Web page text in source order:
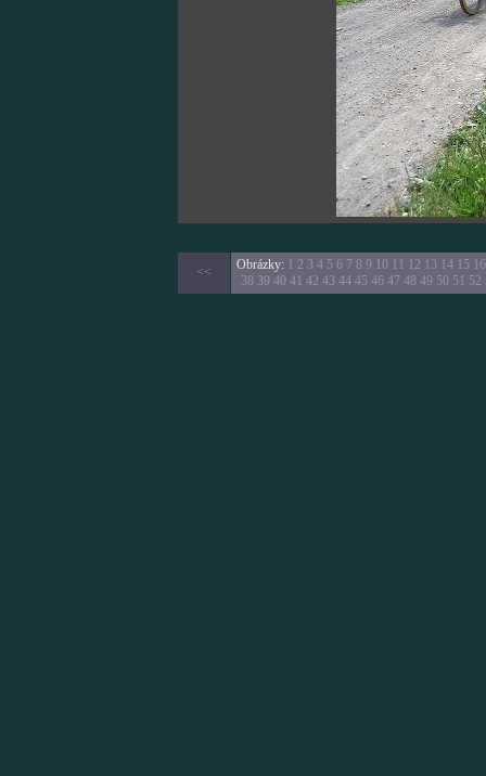
<< Obrázky: 1 2 3 4 5 6 7 8 9 10 11 12 13 14 15 16
38 39 40 41 42 43 44 45 46 47 48 49 50 51 52